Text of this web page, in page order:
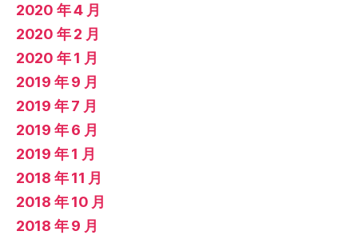
2020 年 4 月
2020 年 2 月
2020 年 1 月
2019 年 9 月
2019 年 7 月
2019 年 6 月
2019 年 1 月
2018 年 11 月
2018 年 10 月
2018 年 9 月